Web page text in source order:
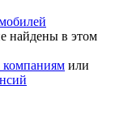
найдены в этом
компаниям или